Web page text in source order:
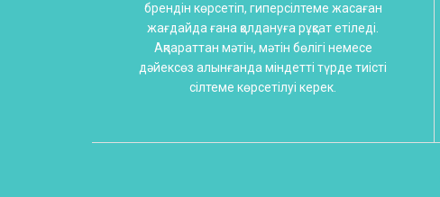
брендін көрсетіп, гиперсілтеме жасаған
жағдайда ғана қолдануға рұқсат етіледі.
Ақпараттан мәтін, мәтін бөлігі немесе
дәйексөз алынғанда міндетті түрде тиісті
сілтеме көрсетілуі керек.